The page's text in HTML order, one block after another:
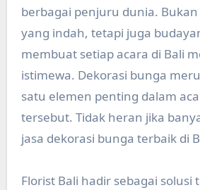
berbagai penjuru dunia.
yang indah, tetapi juga
membuat setiap acara di Bali
istimewa. Dekorasi bunga
satu elemen penting dalam
tersebut. Tidak heran jika
jasa dekorasi bunga terbaik di
Florist Bali hadir sebagai solusi